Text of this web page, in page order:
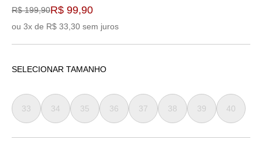
R$ 199,90R$ 99,90
ou 3x de R$ 33,30 sem juros
SELECIONAR TAMANHO
33 34 35 36 37 38 39 40